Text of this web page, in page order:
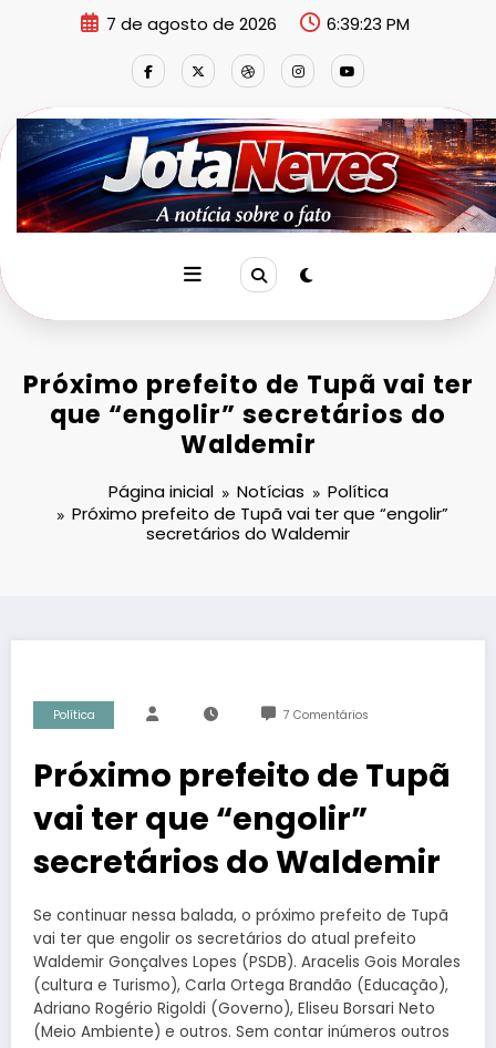
7 de agosto de 2026 6:39:24 PM
Próximo prefeito de Tupã vai ter
que “engolir” secretários do
Waldemir
Página inicial Notícias
Política
Próximo prefeito de Tupã vai ter que “engolir”
secretários do Waldemir
Política 7 Comentários
Próximo prefeito de Tupã
vai ter que “engolir”
secretários do Waldemir
Se continuar nessa balada, o próximo prefeito de Tupã
vai ter que engolir os secretários do atual prefeito
Waldemir Gonçalves Lopes (PSDB). Aracelis Gois Morales
(cultura e Turismo), Carla Ortega Brandão (Educação),
Adriano Rogério Rigoldi (Governo), Eliseu Borsari Neto
(Meio Ambiente) e outros. Sem contar inúmeros outros